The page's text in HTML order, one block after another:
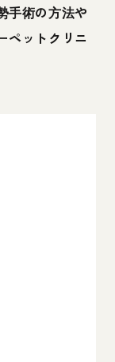
手術の方法や
ペットクリニ